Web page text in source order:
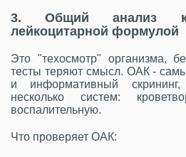
3. Общий анализ
лейкоцитарной формулой
Это "техосмотр" организма,
тесты теряют смысл. ОАК -
и информативный
несколько систем:
воспалительную.
Что проверяет ОАК: